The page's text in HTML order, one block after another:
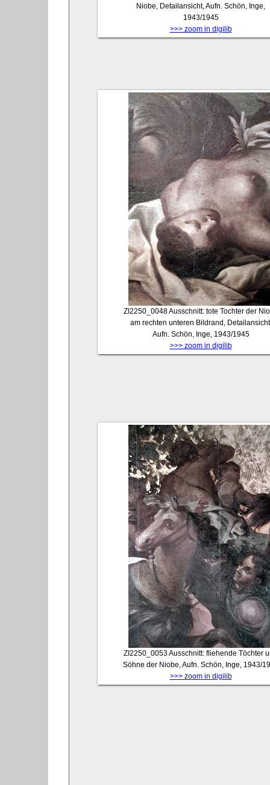
Niobe, Detailansicht, Aufn. Schön, Inge,
1943/1945
>>> zoom in digilib
ZI2250_0048Ausschnitt: tote Tochter der
am rechten unteren Bildrand,
Aufn. Schön, Inge, 1943/1945
>>> zoom in digilib
ZI2250_0053Ausschnitt: fliehende Töchter
Söhne der Niobe, Aufn. Schön, Inge, 1943/
>>> zoom in digilib